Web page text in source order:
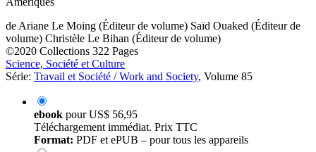
deAriane Le Moing (Éditeur de volume) Saïd Ouaked (Éditeur de
volume) Christèle Le Bihan (Éditeur de volume)
©2020 Collections 322 Pages
Science, Société et Culture
Série: Travail et Société / Work and Society, Volume 85
ebook pourUS$ 56,95
Téléchargement immédiat. Prix TTC
Format: PDF et ePUB – pour tous les appareils